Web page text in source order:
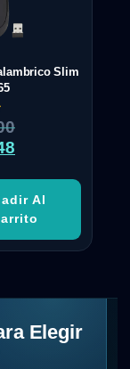
Slim
Al
Elegir